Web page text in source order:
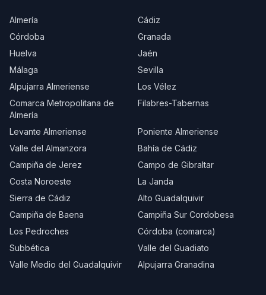
Almería
Cádiz
Córdoba
Granada
Huelva
Jaén
Málaga
Sevilla
Alpujarra Almeriense
Los Vélez
Comarca Metropolitana de
Almería
Filabres-Tabernas
Levante Almeriense
Poniente Almeriense
Valle del Almanzora
Bahía de Cádiz
Campiña de Jerez
Campo de Gibraltar
Costa Noroeste
La Janda
Sierra de Cádiz
Alto Guadalquivir
Campiña de Baena
Campiña Sur Cordobesa
Los Pedroches
Córdoba (comarca)
Subbética
Valle del Guadiato
Valle Medio del Guadalquivir
Alpujarra Granadina